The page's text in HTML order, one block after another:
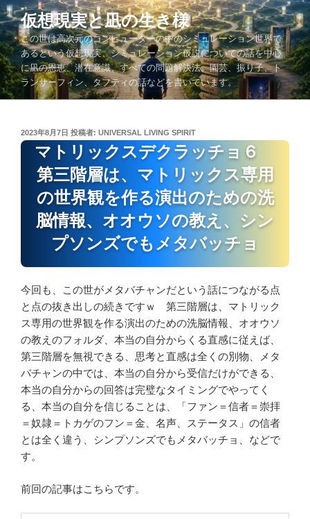
コ
ン
テ
ン
ツ
へ
仮想現実と凪の生き様
この世は高次元のコンピューターの中のシミュレーション世界で
あるという仮想現実、シミュレーション仮説についての話を中心
に凪の恩恵、潜在意識、すべての問題解決法、園芸、振り子、ト
ランサーフィン、タフティの話などを書いています。
投
稿
2023年8月7日 投稿者: UNIVERSAL LIVING SPIRIT
マトリックスデクラッチョ６
第三階層は、マトリックス専用
の世界観を作る演出のための洗
脳情報、オオウソの教え、シン
プソンズでもメタバッチョ
今回も、この世がメタバチャンだという話につながる点
と点の抜き出しの続きですｗ 第三階層は、マトリック
ス専用の世界観を作る演出のための洗脳情報、オオウソ
の教えのフォルダ、本当の自分からくる直感に従えば、
第三階層を無視できる、思考と直感は全くの別物、メタ
バチャンの中では、本当の自分から受信だけができる、
本当の自分からの回答は完璧なタイミングでやってく
る、本当の自分を信じることは、「ファン＝信者＝崇拝
＝奴隷＝トカゲのフン＝金、名声、ステータス」の信者
とは全く違う、シンプソンズでもメタバッチョ、などで
す。
前回の記事はこちらです。